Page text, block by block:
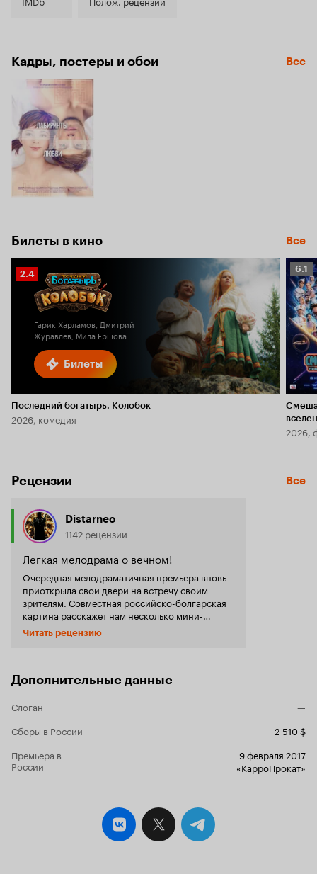
Кадры, постеры и обои Все
Билеты в кино Все
Билеты
Рейтинг
Кинопоиска
2.4
Гарик Харламов, Дмитрий
Журавлев, Мила Ершова
Последний богатырь. Колобок
2026, комедия
6.1
6.1
2026,
Рецензии Все
Distarneo
1142 рецензии
Легкая мелодрама о вечном!
Очередная мелодраматичная премьера вновь
приоткрыла свои двери на встречу своим
зрителям. Совместная российско-болгарская
картина расскажет нам несколько мини-
историй о превратностях любви, когда
небольшие совпадения или случайные встречи
мне сильно понравился фильм, потому что
довольно банальные истории ничем не
объединяются между собой. Авторы картины
разъясняют сюжетность и не подводят итоги.
Абсолютно отдельные короткометражки без
общего стержня, словно я увидел некий
киноальманах, но не полнометражный фильм о
Безусловно, сами истории приятные, легкие,
грустные и в то же время веселые, но все же
мне чего-то не хватало при просмотре. Любой
опытный киноман уже с первых минут
Читать рецензию
Дополнительные данные
Слоган
—
Сборы в России
2 510 $
Премьера в
России
9 февраля 2017
«КарроПрокат»